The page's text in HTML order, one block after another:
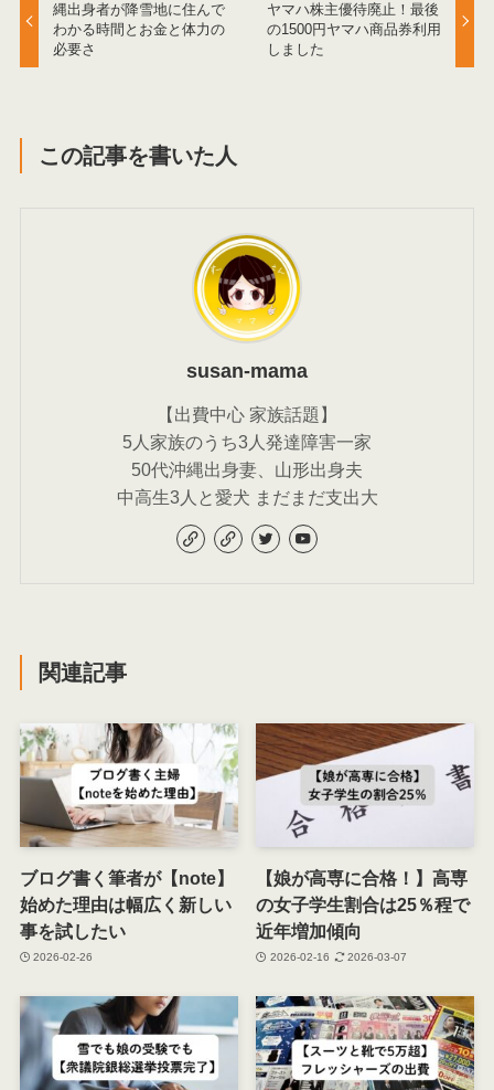
縄出身者が降雪地に住んで
わかる時間とお金と体力の
必要さ
ヤマハ株主優待廃止！最後
の1500円ヤマハ商品券利用
しました
この記事を書いた人
susan-mama
【出費中心 家族話題】
5人家族のうち3人発達障害一家
50代沖縄出身妻、山形出身夫
中高生3人と愛犬 まだまだ支出大
関連記事
ブログ書く筆者が【note】
始めた理由は幅広く新しい
事を試したい
2026-02-26
【娘が高専に合格！】高専
の女子学生割合は25％程で
近年増加傾向
2026-02-16 2026-03-07